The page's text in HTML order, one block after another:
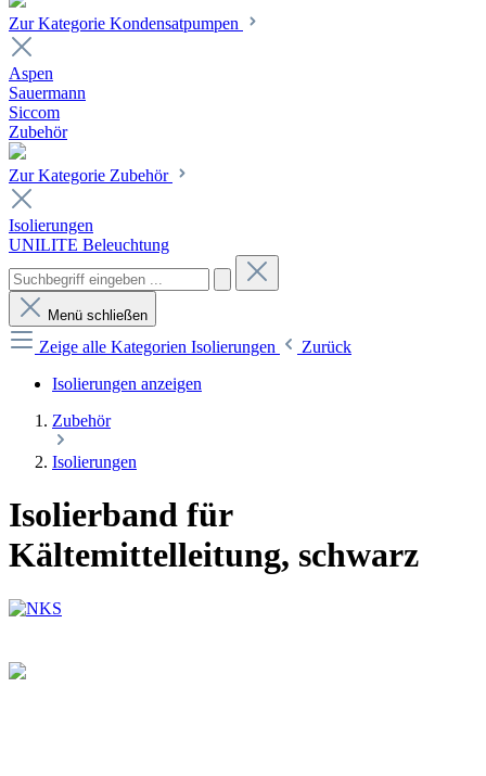
Zur Kategorie Kondensatpumpen
Aspen
Sauermann
Siccom
Zubehör
Zur Kategorie Zubehör
Isolierungen
UNILITE Beleuchtung
Menü schließen
Zeige alle Kategorien Isolierungen
Zurück
Isolierungen anzeigen
Zubehör
Isolierungen
Isolierband für
Kältemittelleitung, schwarz